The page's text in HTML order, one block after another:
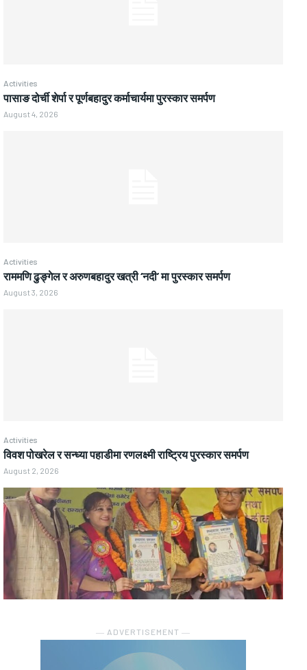
Activities
पासाङ दोर्ची शेर्पा र पूर्णबहादुर कर्माचार्यमा पुरस्कार समर्पण
August 4, 2026
Activities
राममणि ढुङ्गेल र अरुणबहादुर खत्री ‘नदी’ मा पुरस्कार समर्पण
August 3, 2026
Activities
विवश पोखरेल र सन्ध्या पहाडीमा रणलक्ष्मी राष्ट्रिय पुरस्कार समर्पण
August 2, 2026
― ADVERTISEMENT ―